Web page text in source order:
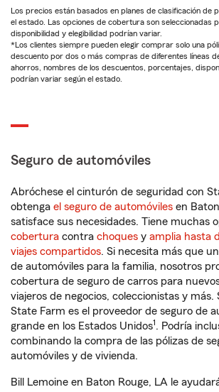
Los precios están basados en planes de clasificación de
el estado. Las opciones de cobertura son seleccionadas
disponibilidad y elegibilidad podrían variar.
*Los clientes siempre pueden elegir comprar solo una
descuento por dos o más compras de diferentes líneas
ahorros, nombres de los descuentos, porcentajes,
podrían variar según el estado.
Seguro de automóviles
Abróchese el cinturón de seguridad con
obtenga el seguro de automóviles en
satisface sus necesidades. Tiene muchas
cobertura contra choques y amplia hasta
viajes compartidos. Si necesita más que
de automóviles para la familia, nosotros
cobertura de seguro de carros para
viajeros de negocios, coleccionistas y
State Farm es el proveedor de seguro de
grande en los Estados Unidos1. Podría
combinando la compra de las pólizas de
automóviles y de vivienda.
Bill Lemoine en Baton Rouge, LA le